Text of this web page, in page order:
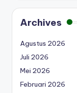
Archives
Agustus 2026
Juli 2026
Mei 2026
Februari 2026